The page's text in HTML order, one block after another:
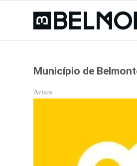
Município de
Avisos